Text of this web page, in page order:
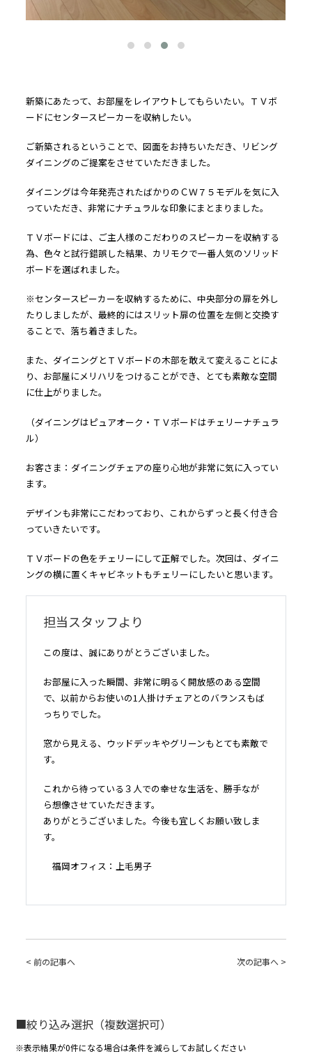
新築にあたって、お部屋をレイアウトしてもらいたい。ＴＶボ
ードにセンタースピーカーを収納したい。
ご新築されるということで、図面をお持ちいただき、リビング
ダイニングのご提案をさせていただきました。
ダイニングは今年発売されたばかりのＣＷ７５モデルを気に入
っていただき、非常にナチュラルな印象にまとまりました。
ＴＶボードには、ご主人様のこだわりのスピーカーを収納する
為、色々と試行錯誤した結果、カリモクで一番人気のソリッド
ボードを選ばれました。
※センタースピーカーを収納するために、中央部分の扉を外し
たりしましたが、最終的にはスリット扉の位置を左側と交換す
ることで、落ち着きました。
また、ダイニングとＴＶボードの木部を敢えて変えることによ
り、お部屋にメリハリをつけることができ、とても素敵な空間
に仕上がりました。
（ダイニングはピュアオーク・ＴＶボードはチェリーナチュラ
ル）
お客さま：ダイニングチェアの座り心地が非常に気に入ってい
ます。
デザインも非常にこだわっており、これからずっと長く付き合
っていきたいです。
ＴＶボードの色をチェリーにして正解でした。次回は、ダイニ
ングの横に置くキャビネットもチェリーにしたいと思います。
担当スタッフより
この度は、誠にありがとうございました。
お部屋に入った瞬間、非常に明るく開放感のある空間
で、以前からお使いの1人掛けチェアとのバランスもば
っちりでした。
窓から見える、ウッドデッキやグリーンもとても素敵で
す。
これから待っている３人での幸せな生活を、勝手なが
ら想像させていただきます。
ありがとうございました。今後も宜しくお願い致しま
す。
福岡オフィス：上毛男子
< 前の記事へ 次の記事へ >
■絞り込み選択（複数選択可）
※表示結果が0件になる場合は条件を減らしてお試しください